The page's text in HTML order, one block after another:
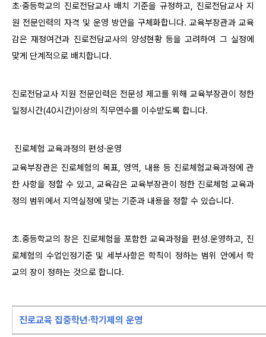
초·중등학교의 진로전담교사 배치 기준을 규정하고, 진로전담교사 지
원 전문인력의 자격 및 운영 방안을 구체화합니다. 교육부장관과 교육
감은 재정여건과 진로전담교사의 양성현황 등을 고려하여 그 실정에
맞게 단계적으로 배치합니다.
진로전담교사 지원 전문인력은 전문성 제고를 위해 교육부장관이 정한
일정시간(40시간)이상의 직무연수를 이수받도록 합니다.
진로체험 교육과정의 편성·운영
교육부장관은 진로체험의 목표, 영역, 내용 등 진로체험교육과정에 관
한 사항을 정할 수 있고, 교육감은 교육부장관이 정한 진로체험 교육과
정의 범위에서 지역실정에 맞는 기준과 내용을 정할 수 있습니다.
초․중등학교의 장은 진로체험을 포함한 교육과정을 편성․운영하고, 진
로체험의 수업인정기준 및 세부사항은 학칙이 정하는 범위 안에서 학
교의 장이 정하는 것으로 합니다.
진로교육 집중학년·학기제의 운영